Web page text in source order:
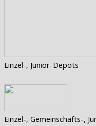
Einzel-, Junior-Depots
Einzel-, Gemeinschafts-,